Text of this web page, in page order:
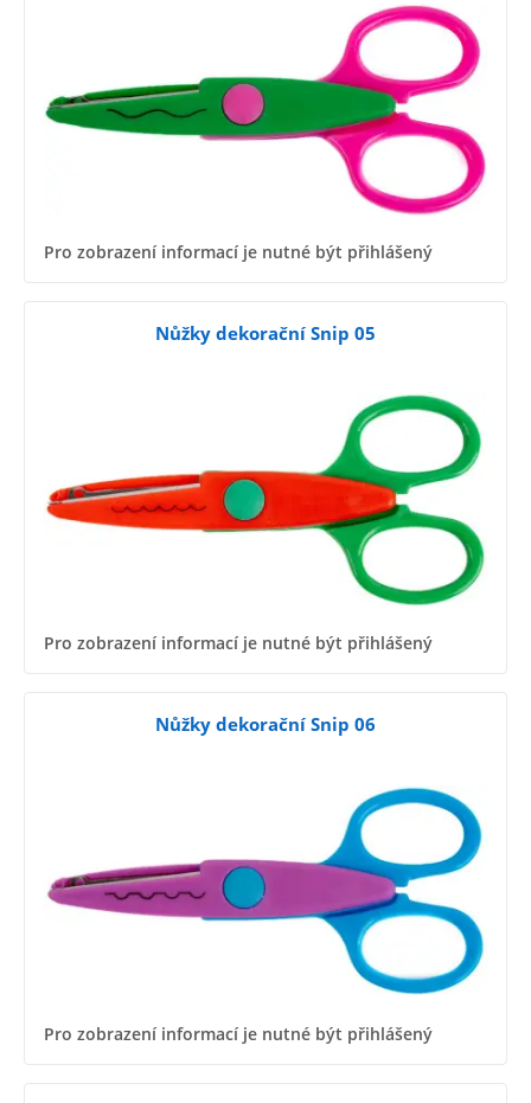
Pro zobrazení informací je nutné být přihlášený
Nůžky dekorační Snip 05
Pro zobrazení informací je nutné být přihlášený
Nůžky dekorační Snip 06
Pro zobrazení informací je nutné být přihlášený